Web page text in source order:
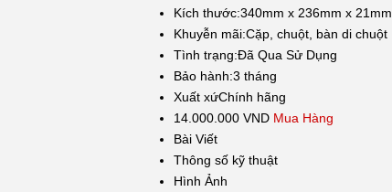
Kích thước:340mm x 236mm x 21mm
Khuyễn mãi:Cặp, chuột, bàn di chuột
Tình trạng:Đã Qua Sử Dụng
Bảo hành:3 tháng
Xuất xứChính hãng
14.000.000 VND Mua Hàng
Bài Viết
Thông số kỹ thuật
Hình Ảnh